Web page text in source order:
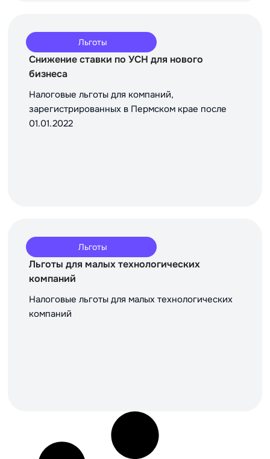
Льготы
Снижение ставки по УСН для нового
бизнеса
Налоговые льготы для компаний,
зарегистрированных в Пермском крае после
01.01.2022
Льготы
Льготы для малых технологических
компаний
Налоговые льготы для малых технологических
компаний